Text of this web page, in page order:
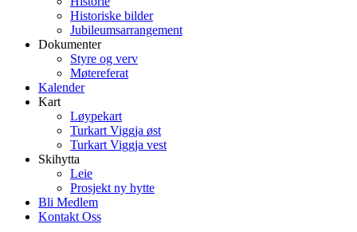
Historiske bilder
Jubileumsarrangement
Dokumenter
Styre og verv
Møtereferat
Kalender
Kart
Løypekart
Turkart Viggja øst
Turkart Viggja vest
Skihytta
Leie
Prosjekt ny hytte
Bli Medlem
Kontakt Oss